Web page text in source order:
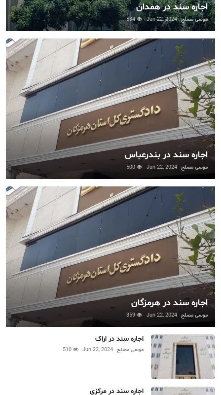
اجاره سند در همدان
موسی مصلح Jun 22, 2024
534
اجاره سند در بندرعباس
موسی مصلح Jun 22, 2024
اجاره سند در هرمزگان
موسی مصلح Jun 22, 2024
اجاره سند در اراک
موسی مصلح Jun 22, 2024
اجاره سند در مرکزی